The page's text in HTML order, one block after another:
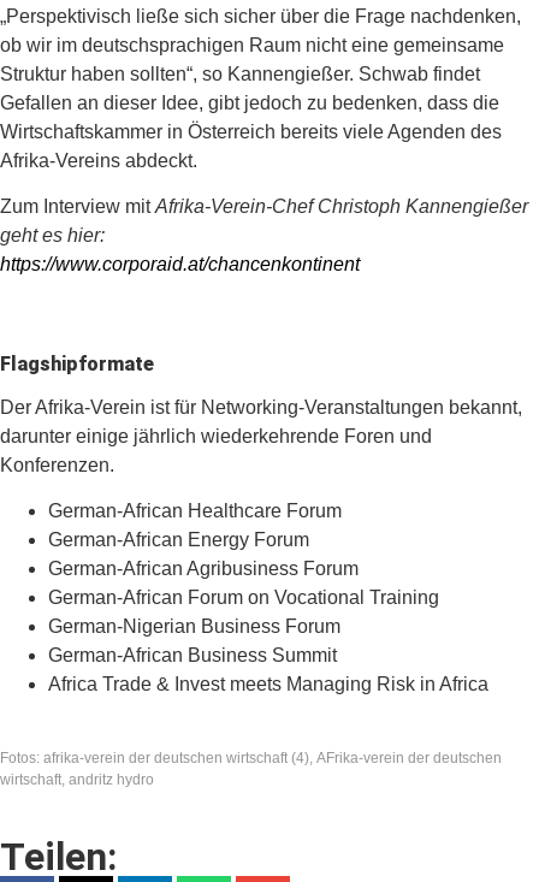
„Perspektivisch ließe sich sicher über die Frage nachdenken,
ob wir im deutschsprachigen Raum nicht eine gemeinsame
Struktur haben sollten“, so Kannengießer. Schwab findet
Gefallen an dieser Idee, gibt jedoch zu bedenken, dass die
Wirtschaftskammer in Österreich bereits viele Agenden des
Afrika-Vereins abdeckt.
Zum Interview mitAfrika-Verein-Chef Christoph Kannengießer
geht es hier:
https://www.corporaid.at/chancenkontinent
Flagshipformate
Der Afrika-Verein ist für Networking-Veranstaltungen bekannt,
darunter einige jährlich wiederkehrende Foren und
Konferenzen.
German-African Healthcare Forum
German-African Energy Forum
German-African Agribusiness Forum
German-African Forum on Vocational Training
German-Nigerian Business Forum
German-African Business Summit
Africa Trade & Invest meets Managing Risk in Africa
Fotos: afrika-verein der deutschen wirtschaft (4), AFrika-verein der deutschen
wirtschaft, andritz hydro
Teilen: